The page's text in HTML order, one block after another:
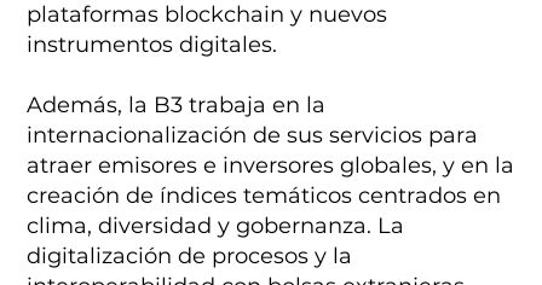
plataformas blockchain y nuevos
instrumentos digitales.
Además, la B3 trabaja en la
internacionalización de sus servicios para
atraer emisores e inversores globales, y en la
creación de índices temáticos centrados en
clima, diversidad y gobernanza. La
digitalización de procesos y la